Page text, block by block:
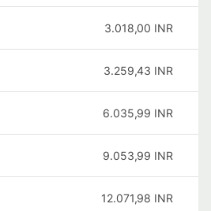
3.018,00 INR
3.259,43 INR
6.035,99 INR
9.053,99 INR
12.071,98 INR